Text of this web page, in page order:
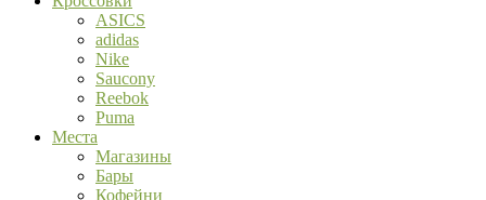
ASICS
adidas
Nike
Saucony
Reebok
Puma
Места
Магазины
Бары
Кофейни